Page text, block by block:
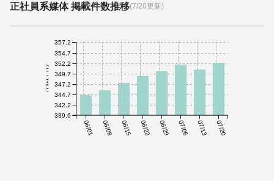
正社員系媒体 掲載件数推移(7/20更新)
06/01 06/08 06/15 06/22 06/29 07/06 07/13 07/20
件数(千件)
339.6
342.2
344.7
347.2
349.7
352.2
354.7
357.2